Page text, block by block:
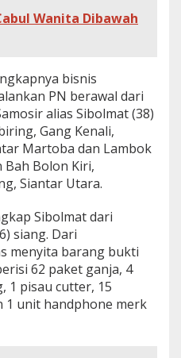
Wanita Dibawah
bisnis
PN berawal dari
alias Sibolmat (38)
Gang Kenali,
Martoba dan Lambok
Bah Bolon Kiri,
Siantar Utara.
Sibolmat dari
siang. Dari
menyita barang bukti
62 paket ganja, 4
1 pisau cutter, 15
1 unit handphone merk